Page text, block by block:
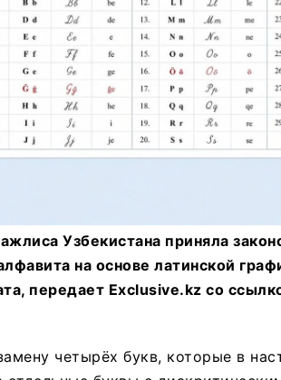
Узбекистана приняла
на основе латинской
передает Exclusive.kz со
четырёх букв, которые в